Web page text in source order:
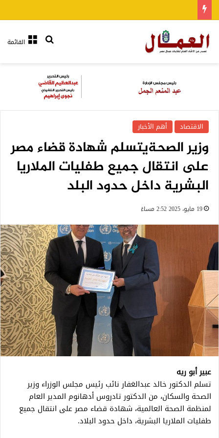
القائمةبحث عن
الاقتصاد أهم الأخبار
وزير الصحةيتسلم شهادة قضاء مصر
على انتقال جميع طفليات الملاريا
البشرية داخل حدود البلد
19 مايو، 2025 2:52 مساءً
عبير أبو ريه
تسلم الدكتور خالد عبدالغفار نائب رئيس مجلس الوزراء وزير
الصحة والسكان، من الدكتور تادروس أدهانوم المدير العام
لمنظمة الصحة العالمية، شهادة قضاء مصر على انتقال جميع
طفليات الملاريا البشرية، داخل حدود البلاد.